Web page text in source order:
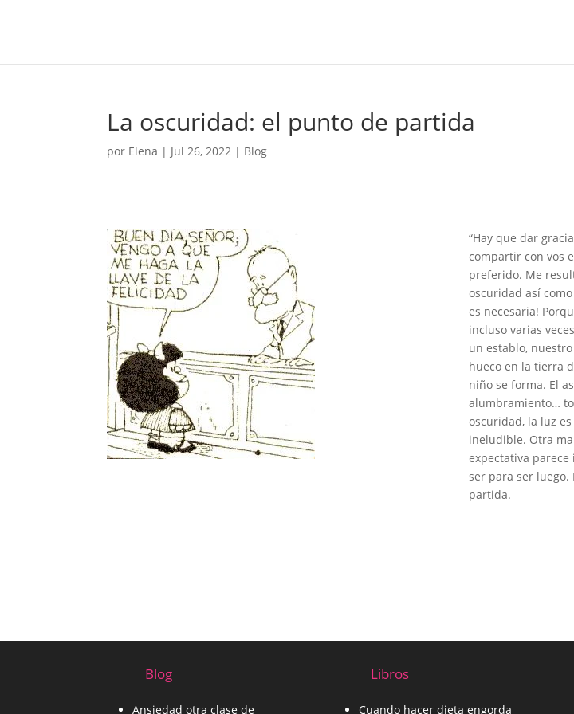
La oscuridad: el punto de partida
por Elena | Jul 26, 2022 | Blog
“Hay que dar
compartir con vos
preferido. Me
oscuridad así
es necesaria!
incluso varias
un establo,
hueco en la tierra
niño se forma. El
alumbramiento…
oscuridad, la luz
ineludible. Otra
expectativa
ser para ser luego.
partida.
Blog
Ansiedad otra clase de
Libros
Cuando hacer dieta engorda